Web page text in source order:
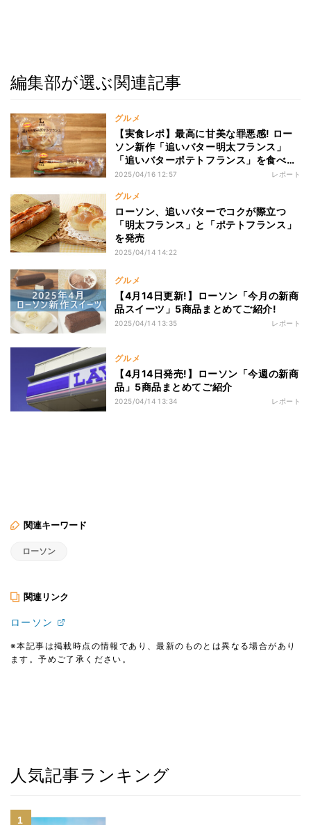
編集部が選ぶ関連記事
グルメ
【実食レポ】最高に甘美な罪悪感! ロー
ソン新作「追いバター明太フランス」
「追いバターポテトフランス」を食べて
みた
2025/04/16 12:57 レポート
グルメ
ローソン、追いバターでコクが際立つ
「明太フランス」と「ポテトフランス」
を発売
2025/04/14 14:22
グルメ
【4月14日更新!】ローソン「今月の新商
品スイーツ」5商品まとめてご紹介!
2025/04/14 13:35 レポート
グルメ
【4月14日発売!】ローソン「今週の新商
品」5商品まとめてご紹介
2025/04/14 13:34 レポート
関連キーワード
ローソン
関連リンク
ローソン
※本記事は掲載時点の情報であり、最新のものとは異なる場合があり
ます。予めご了承ください。
人気記事ランキング